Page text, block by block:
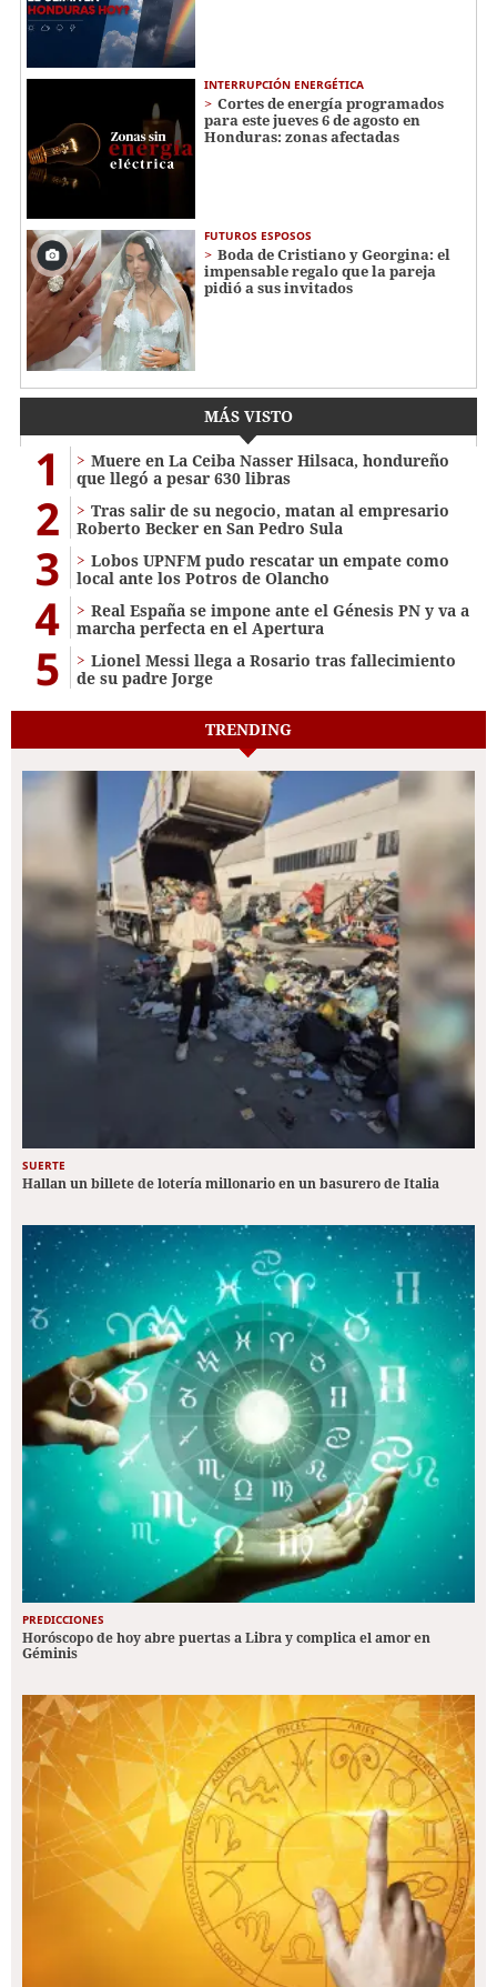
INTERRUPCIÓN ENERGÉTICA
Cortes de energía programados
para este jueves 6 de agosto en
Honduras: zonas afectadas
FUTUROS ESPOSOS
Boda de Cristiano y Georgina: el
impensable regalo que la pareja
pidió a sus invitados
MÁS VISTO
1
Muere en La Ceiba Nasser Hilsaca, hondureño
que llegó a pesar 630 libras
2
Tras salir de su negocio, matan al empresario
Roberto Becker en San Pedro Sula
3
Lobos UPNFM pudo rescatar un empate como
local ante los Potros de Olancho
4
Real España se impone ante el Génesis PN y va a
marcha perfecta en el Apertura
5
Lionel Messi llega a Rosario tras fallecimiento
de su padre Jorge
TRENDING
SUERTE
Hallan un billete de lotería millonario en un basurero de Italia
PREDICCIONES
Horóscopo de hoy abre puertas a Libra y complica el amor en
Géminis